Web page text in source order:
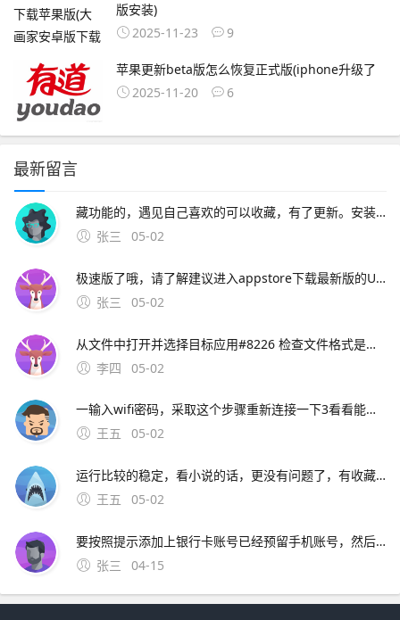
版安装)
2025-11-23
9
苹果更新beta版怎么恢复正式版(iphone升级了
2025-11-20
6
最新留言
藏功能的，遇见自己喜欢的可以收藏，有了更新。安装在苹果设备上的UC浏览器版本可能存在不兼容问题，导致无法正常使用网络问题网络连接不稳定或网络设置不正确，可能导致无法访问UC浏览器设备设置
张三
05-02
极速版了哦，请了解建议进入appstore下载最新版的UC浏览器安装还有，若iphone手机已越狱，要安装下载好的ipa文件，可以参考html 如果仍有问题，请您继续向。
张三
05-02
从文件中打开并选择目标应用#8226 检查文件格式是否损坏，或尝试更换文件源重新下载三更新应用与系统版本1 打开App Store，进入更新页面，检查UC浏览器是否有最新版本。5、您好，很高兴为您服务iphone版本的UC浏览器最新版本为90，现在没有
李四
05-02
一输入wifi密码，采取这个步骤重新连接一下3看看能不能上，如果能上的话，就是dsn服务器的问题， DNS设置设成9试试4点开链接看笔记本的DNS首选服务器；您好，很高兴为您服务指的是UC浏览器的小说全搜功能吧iphone版的
王五
05-02
运行比较的稳定，看小说的话，更没有问题了，有收藏功能的，遇见自己喜欢的可以收藏，有了更新。安装在苹果设备上的UC浏览器版本可能存在不兼容问题，导致无法正常使用网络问题网络连接不稳定或网络设置不正确
王五
05-02
要按照提示添加上银行卡账号已经预留手机账号，然后就会往你手机上面发送验证码，确认验证就可以绑定银行卡; 4、想要解除绑定的银行卡，只需要选中要解除绑定的银行卡，进入“银行卡信息”里面
张三
04-15